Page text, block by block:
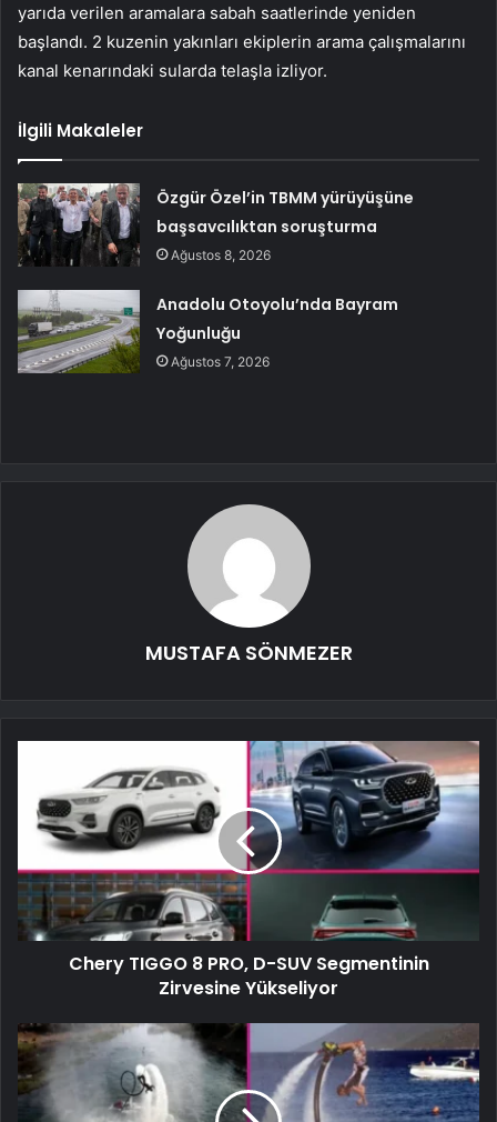
yarıda verilen aramalara sabah saatlerinde yeniden
başlandı. 2 kuzenin yakınları ekiplerin arama çalışmalarını
kanal kenarındaki sularda telaşla izliyor.
İlgili Makaleler
Özgür Özel’in TBMM yürüyüşüne
başsavcılıktan soruşturma
Ağustos 8, 2026
Anadolu Otoyolu’nda Bayram
Yoğunluğu
Ağustos 7, 2026
MUSTAFA SÖNMEZER
Chery TIGGO 8 PRO, D-SUV Segmentinin
Zirvesine Yükseliyor